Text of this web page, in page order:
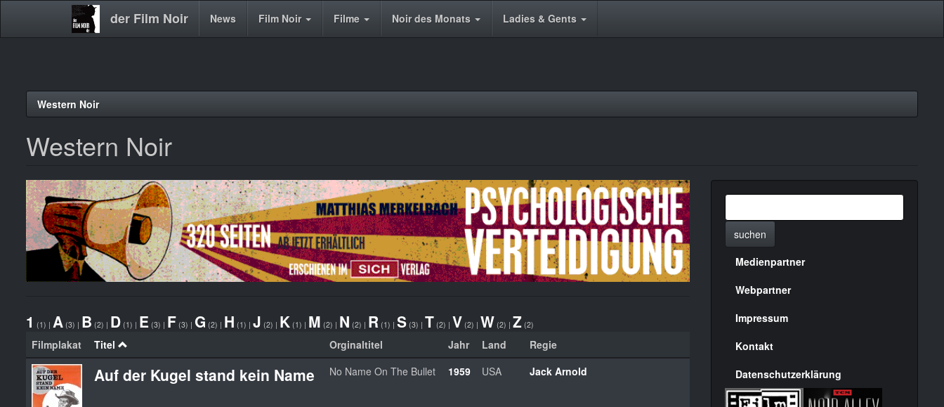
der Film Noir
Main News Film Noir Filme Noir des Monats Ladies & Gents
Western Noir
Western Noir
1 (1) | A (3) | B (2) | D (1) | E (3) | F (3) | G (2) | H (1) | J (2) | K (1) | M (2) | N (2) | R (1) | S (3) | T (2) | V (2) | W (2) | Z (2)
Filmplakat Titel Orginaltitel Jahr Land Regie
Auf der Kugel stand kein Name No Name On The Bullet 1959 USA Jack Arnold
suchen
Menülinks
rechte
Seite
Medienpartner
Webpartner
Impressum
Kontakt
Datenschutzerklärung